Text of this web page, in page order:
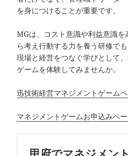
を身につけることが重要です。
MGは、コスト意識や利益意識を
ら考え行動する力を養う研修でも
現場と経営をつなぐ学びとして
ゲームを体験してみませんか。
迅技術経営マネジメントゲーム
マネジメントゲームお申込みペ